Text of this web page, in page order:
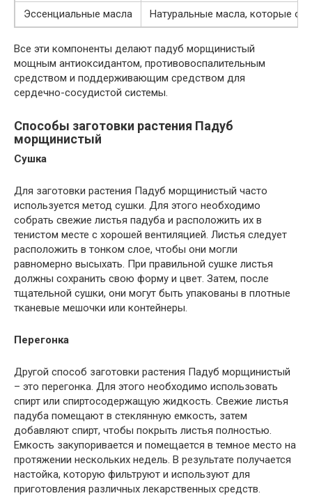
Эссенциальные масла
Натуральные масла, которые
Все эти компоненты делают падуб морщинистый
мощным антиоксидантом, противовоспалительным
средством и поддерживающим средством для
сердечно-сосудистой системы.
Способы заготовки растения Падуб
морщинистый
Сушка
Для заготовки растения Падуб морщинистый часто
используется метод сушки. Для этого необходимо
собрать свежие листья падуба и расположить их в
тенистом месте с хорошей вентиляцией. Листья следует
расположить в тонком слое, чтобы они могли
равномерно высыхать. При правильной сушке листья
должны сохранить свою форму и цвет. Затем, после
тщательной сушки, они могут быть упакованы в плотные
тканевые мешочки или контейнеры.
Перегонка
Другой способ заготовки растения Падуб морщинистый
– это перегонка. Для этого необходимо использовать
спирт или спиртосодержащую жидкость. Свежие листья
падуба помещают в стеклянную емкость, затем
добавляют спирт, чтобы покрыть листья полностью.
Емкость закупоривается и помещается в темное место на
протяжении нескольких недель. В результате получается
настойка, которую фильтруют и используют для
приготовления различных лекарственных средств.